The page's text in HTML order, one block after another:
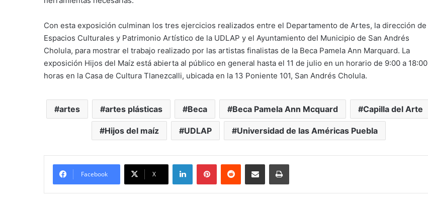
Con esta exposición culminan los tres ejercicios realizados entre el Departamento de Artes, la dirección de
Espacios Culturales y Patrimonio Artístico de la UDLAP y el Ayuntamiento del Municipio de San Andrés
Cholula, para mostrar el trabajo realizado por las artistas finalistas de la Beca Pamela Ann Marquard. La
exposición Hijos del Maíz está abierta al público en general hasta el 11 de julio en un horario de 9:00 a 18:00
horas en la Casa de Cultura Tlanezcalli, ubicada en la 13 Poniente 101, San Andrés Cholula.
artes artes plásticas Beca Beca Pamela Ann Mcquard Capilla del Arte
Hijos del maíz UDLAP Universidad de las Américas Puebla
Facebook X
LinkedInPinterestReddit Share via Email Print